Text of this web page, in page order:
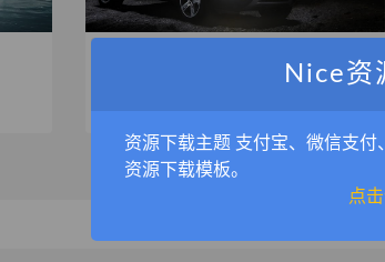
2023-08-31 435
Nice资
资源下载主题 支付宝、微信支
资源下载模板。
点